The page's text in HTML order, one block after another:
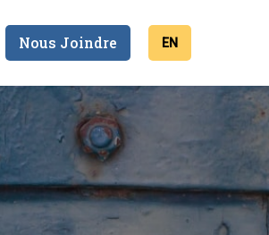
Nous Joindre EN